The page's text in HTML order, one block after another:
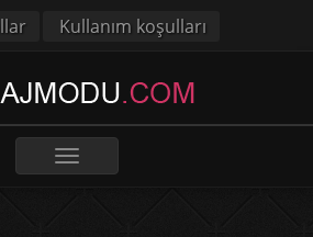
Kullanım koşulları
Toggle